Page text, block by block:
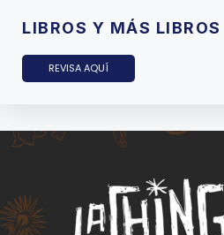
LIBROS Y MÁS LIBROS
REVISA AQUÍ